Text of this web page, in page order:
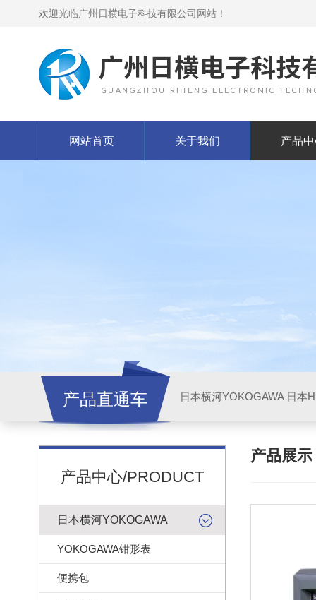
欢迎光临广州日横电子科技有限公司网站！
网站首页 关于我们 产品
产品直通车 日本横河YOKOGAWA 日本
产品中心/PRODUCT
日本横河YOKOGAWA
YOKOGAWA钳形表
便携包
产品展示